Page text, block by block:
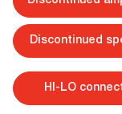
Discontinued
HI-LO